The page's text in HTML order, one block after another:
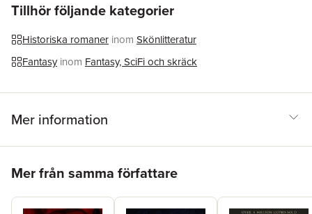
stop him before - and he will be reunited with his love, whatever
the cost.
Översättare
Tillhör följande kategorier
Historiska romaner inom Skönlitteratur
Fantasy inom Fantasy, SciFi och skräck
Mer information
Mer från samma författare